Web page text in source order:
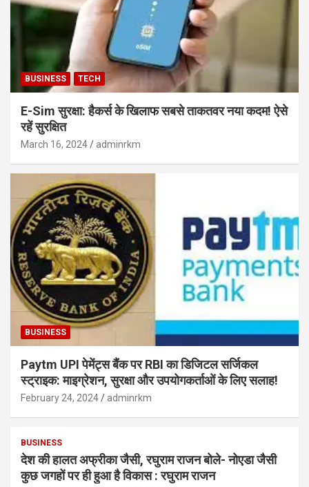
BUSINESS TECH
E-Sim सुरक्षा: हैकर्स के खिलाफ सबसे ताकतवर नया कदम! ऐसे
रहें सुरक्षित
March 16, 2024 adminrkm
BUSINESS
Paytm UPI पेमेंट्स बैंक पर RBI का डिजिटल सर्जिकल
स्ट्राइक: माइग्रेशन, सुरक्षा और उपयोगकर्ताओं के लिए सलाह!
February 24, 2024 adminrkm
BUSINESS
देश की हालत अफ्रीका जैसी, रघुराम राजन बोले- नोएडा जैसी
कुछ जगहों पर ही हुआ है विकास : रघुराम राजन